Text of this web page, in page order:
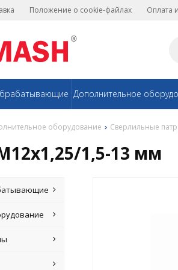
Положение о cookie-файлах Оплата
Дополнительное
оборудование Сверлильные
1,5-13 мм